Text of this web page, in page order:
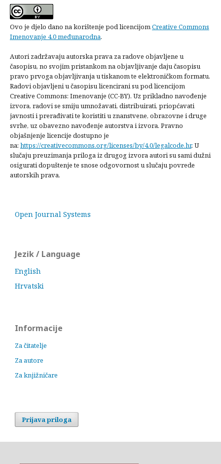
Ovo je djelo dano na korištenje pod licencijomCreative Commons
Imenovanje 4.0 međunarodna.
Autori zadržavaju autorska prava za radove objavljene u
časopisu, no svojim pristankom na objavljivanje daju časopisu
pravo prvoga objavljivanja u tiskanom te elektroničkom formatu.
Radovi objavljeni u časopisu licencirani su pod licencijom
Creative Commons: Imenovanje (CC-BY). Uz prikladno navođenje
izvora, radovi se smiju umnožavati, distribuirati, priopćavati
javnosti i prerađivati te koristiti u znanstvene, obrazovne i druge
svrhe, uz obavezno navođenje autorstva i izvora. Pravno
objašnjenje licencije dostupno je
na: https://creativecommons.org/licenses/by/4.0/legalcode.hr. U
slučaju preuzimanja priloga iz drugog izvora autori su sami dužni
osigurati dopuštenje te snose odgovornost u slučaju povrede
autorskih prava.
Open Journal Systems
Jezik / Language
English
Hrvatski
Informacije
Za čitatelje
Za autore
Za knjižničare
Prijava priloga